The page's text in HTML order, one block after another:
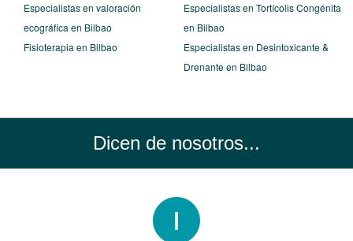
Especialistas en valoración
ecográfica en Bilbao
Fisioterapia en Bilbao
Especialistas en Tortícolis Congénita
en Bilbao
Especialistas en Desintoxicante &
Drenante en Bilbao
Dicen de nosotros...